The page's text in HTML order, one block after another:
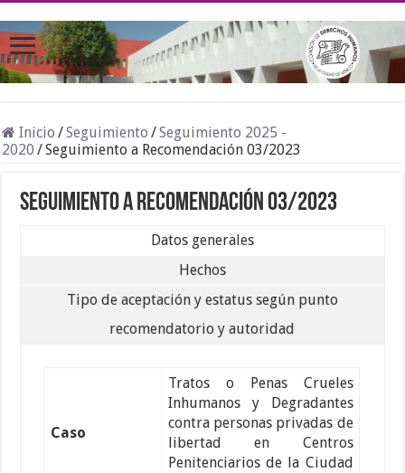
Inicio /Seguimiento /Seguimiento 2025 -
2020 /Seguimiento a Recomendación 03/2023
Seguimiento a Recomendación 03/2023
Datos generales
Hechos
Tipo de aceptación y estatus según punto
recomendatorio y autoridad
Caso
Tratos o Penas Crueles
Inhumanos y Degradantes
contra personas privadas de
libertad en Centros
Penitenciarios de la Ciudad